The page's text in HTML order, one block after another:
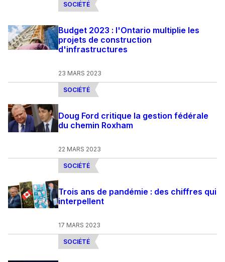
SOCIÉTÉ
Budget 2023 : l'Ontario multiplie les
projets de construction
d'infrastructures
23 MARS 2023
SOCIÉTÉ
Doug Ford critique la gestion fédérale
du chemin Roxham
22 MARS 2023
SOCIÉTÉ
Trois ans de pandémie : des chiffres qui
interpellent
17 MARS 2023
SOCIÉTÉ